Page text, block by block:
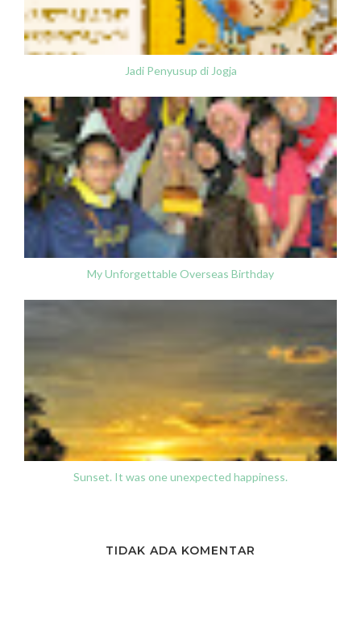
Jadi Penyusup di Jogja
My Unforgettable Overseas Birthday
Sunset. It was one unexpected happiness.
TIDAK ADA KOMENTAR